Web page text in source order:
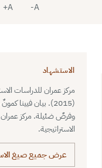
A-
A+
الاستشهاد
مركز عمران للدراسات
(2015). بيان فيينا
وفرصٌ ضئيلة. مركز
الاستراتيجية.
عرض جميع صيغ